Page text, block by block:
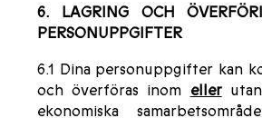
6. LAGRING OCH
PERSONUPPGIFTER
6.1 Dina personuppgifter kan
och överföras inom eller
ekonomiska